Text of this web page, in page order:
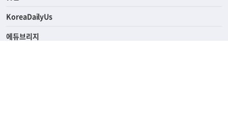
KoreaDailyUs
에듀브리지